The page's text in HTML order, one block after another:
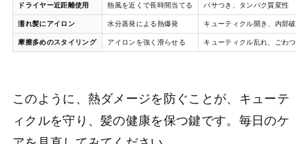
ドライヤー近距離使用 熱風を近くで長時間当てる パサつき、タンパク質変性
濡れ髪にアイロン 水分蒸発による熱爆発 キューティクル開き、内部破壊
摩擦多めのスタイリング アイロンを強く滑らせる キューティクル乱れ、ごわつき
このように、熱ダメージを防ぐことが、キューテ
ィクルを守り、髪の健康を保つ鍵です。毎日のケ